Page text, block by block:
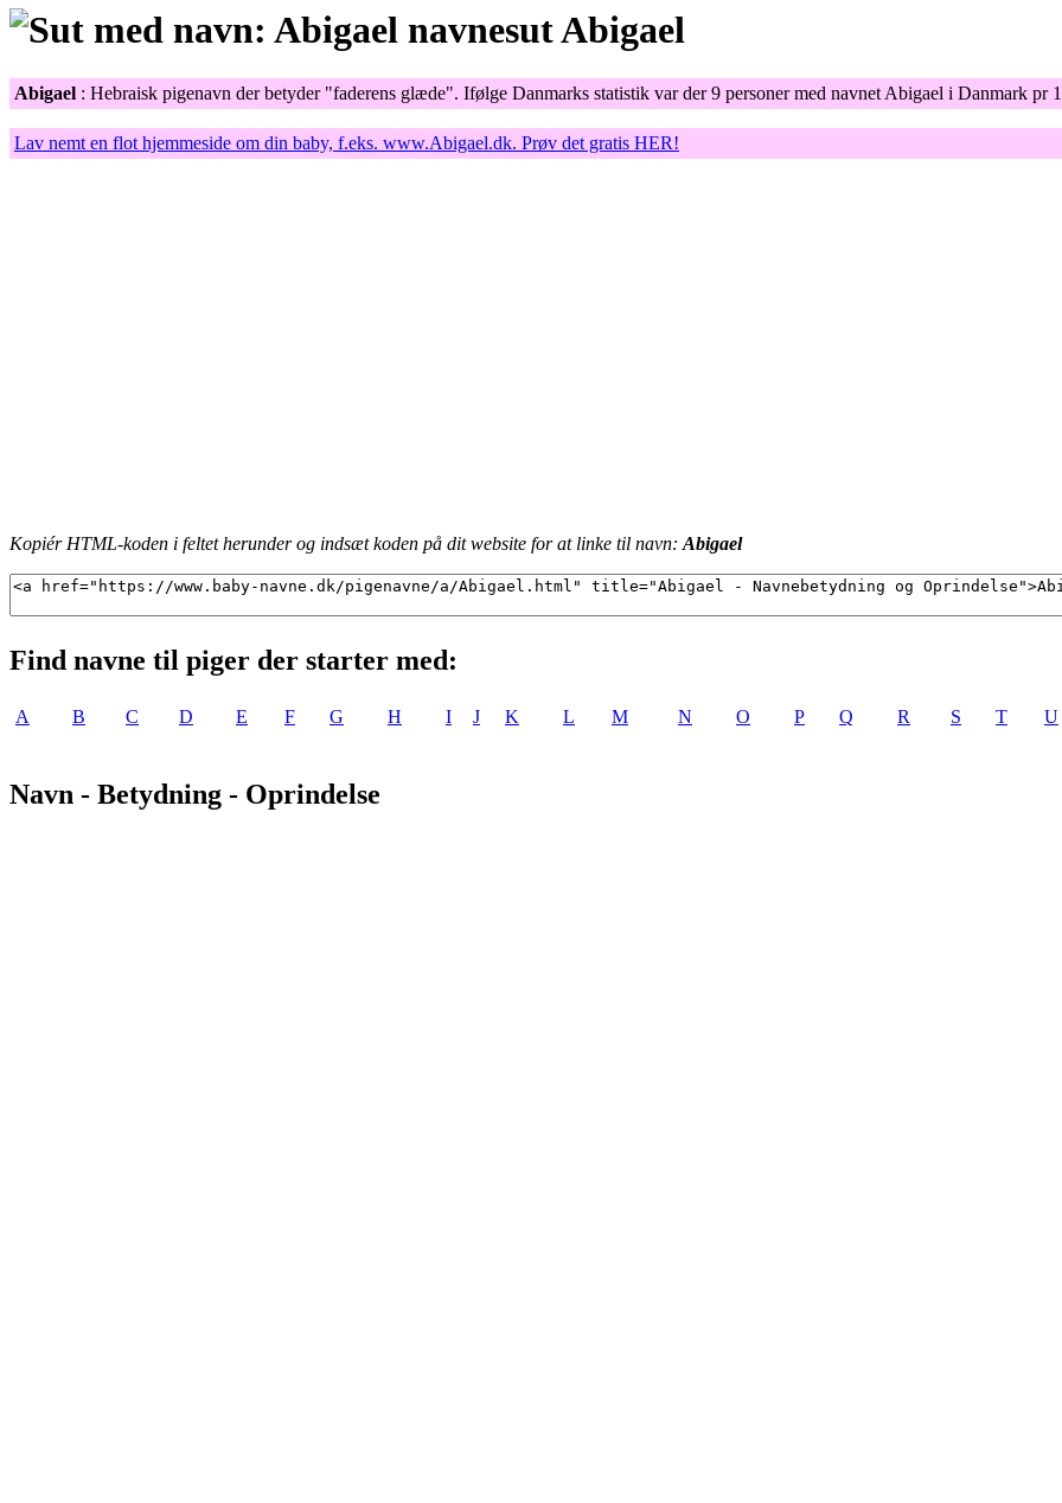
Abigael
Abigael : Hebraisk pigenavn der betyder "faderens glæde". Ifølge Danmarks statistik var der 9 personer med navnet Abigael i Danmark pr
Lav nemt en flot hjemmeside om din baby, f.eks. www.Abigael.dk. Prøv det gratis HER!
Kopiér HTML-koden i feltet herunder og indsæt koden på dit website for at linke til navn: Abigael
Find navne til piger der starter med:
A B C D E F G H I J K L M N O P Q R S T U
Navn - Betydning - Oprindelse